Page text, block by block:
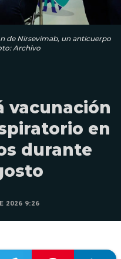
de Nirsevimab, un anticuerpo
Archivo
vacunación
en
durante
2026 9:26